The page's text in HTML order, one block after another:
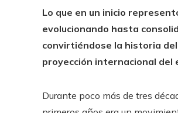
Lo que en un inicio
evolucionando hasta
convirtiéndose la historia
proyección internacional
Durante poco más de tres